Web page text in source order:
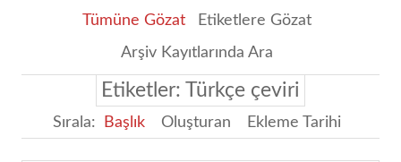
Tümüne Gözat
Etiketlere Gözat
Arşiv Kayıtlarında Ara
Etiketler: Türkçe çeviri
Sırala: Başlık Oluşturan Ekleme Tarihi